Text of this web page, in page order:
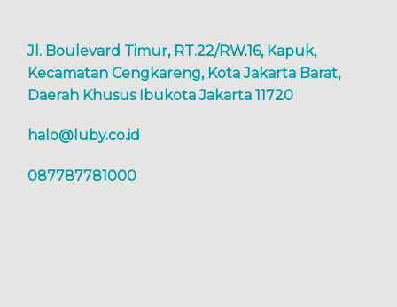
Jl. Boulevard Timur, RT.22/RW.16, Kapuk,
Kecamatan Cengkareng, Kota Jakarta Barat,
Daerah Khusus Ibukota Jakarta 11720
halo@luby.co.id
087787781000